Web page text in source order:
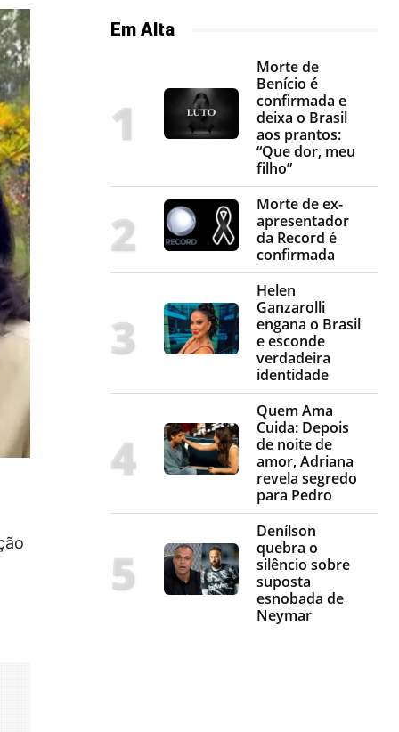
Em Alta
Morte de
Benício é
confirmada e
deixa o Brasil
aos prantos:
“Que dor, meu
filho”
Morte de ex-
apresentador
da Record é
confirmada
Helen
Ganzarolli
engana o Brasil
e esconde
verdadeira
identidade
Quem Ama
Cuida: Depois
de noite de
amor, Adriana
revela segredo
para Pedro
Denílson
quebra o
silêncio sobre
suposta
esnobada de
Neymar